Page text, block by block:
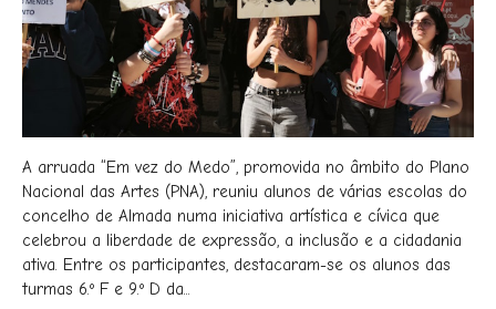
A arruada “Em vez do Medo”, promovida no âmbito do Plano
Nacional das Artes (PNA), reuniu alunos de várias escolas do
concelho de Almada numa iniciativa artística e cívica que
celebrou a liberdade de expressão, a inclusão e a cidadania
ativa. Entre os participantes, destacaram-se os alunos das
turmas 6.º F e 9.º D da...